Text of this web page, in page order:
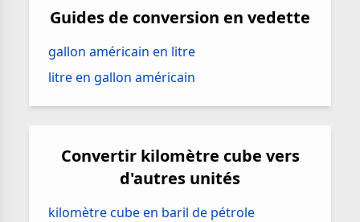
Guides de conversion en vedette
gallon américain en litre
litre en gallon américain
Convertir kilomètre cube vers
d'autres unités
kilomètre cube en baril de pétrole